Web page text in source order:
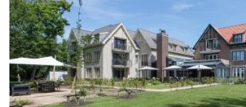
kindern
Webcam
Webcam
Webcam